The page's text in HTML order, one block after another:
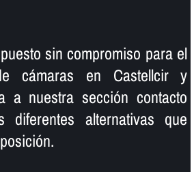
sin compromiso para el
cámaras en Castellcir y
a nuestra sección contacto
diferentes alternativas que